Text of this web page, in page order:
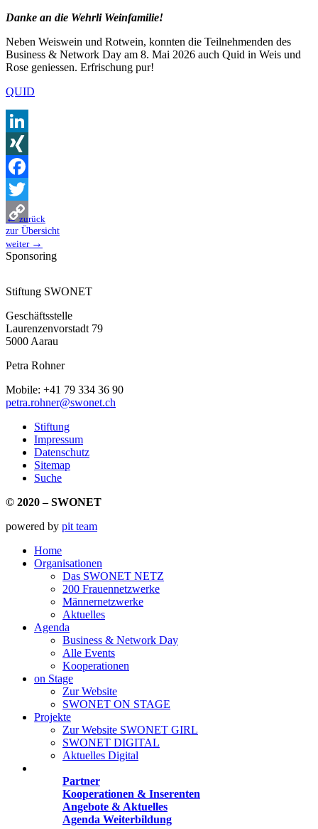
Danke an die Wehrli Weinfamilie!
Neben Weiswein und Rotwein, konnten die Teilnehmenden des
Business & Network Day am 8. Mai 2026 auch Quid in Weis und
Rose geniessen. Erfrischung pur!
QUID
LinkedIn
XING
Facebook
Twitter
Copy
Link
←zurück
zur Übersicht
weiter →
Sponsoring
Stiftung SWONET
Geschäftsstelle
Laurenzenvorstadt 79
5000 Aarau
Petra Rohner
Mobile: +41 79 334 36 90
petra.rohner@swonet.ch
Stiftung
Impressum
Datenschutz
Sitemap
Suche
© 2020 – SWONET
powered by pit team
Home
Organisationen
Das SWONET NETZ
200 Frauen­netzwerke
Männernetzwerke
Aktuelles
Agenda
Business & Network Day
Alle Events
Kooperationen
on Stage
Zur Website
SWONET ON STAGE
Projekte
Zur Website SWONET GIRL
SWONET DIGITAL
Aktuelles Digital
Partner
Kooperationen & Inserenten
Angebote & Aktuelles
Agenda Weiterbildung